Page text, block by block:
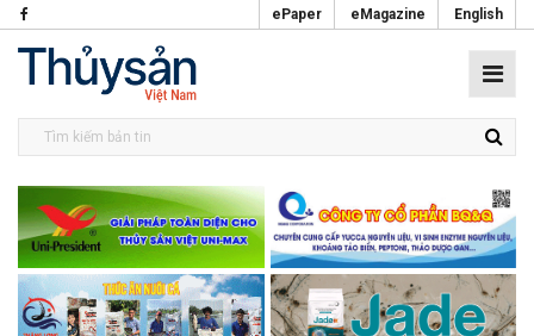
ePaper eMagazine English